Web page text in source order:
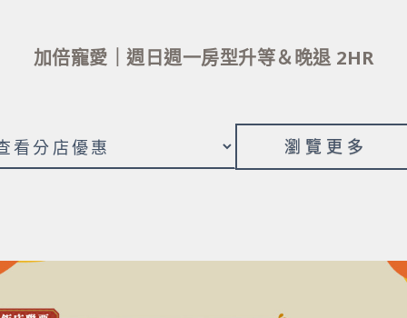
加倍寵愛｜週日週一房型升等＆晚退 2HR
瀏覽更多